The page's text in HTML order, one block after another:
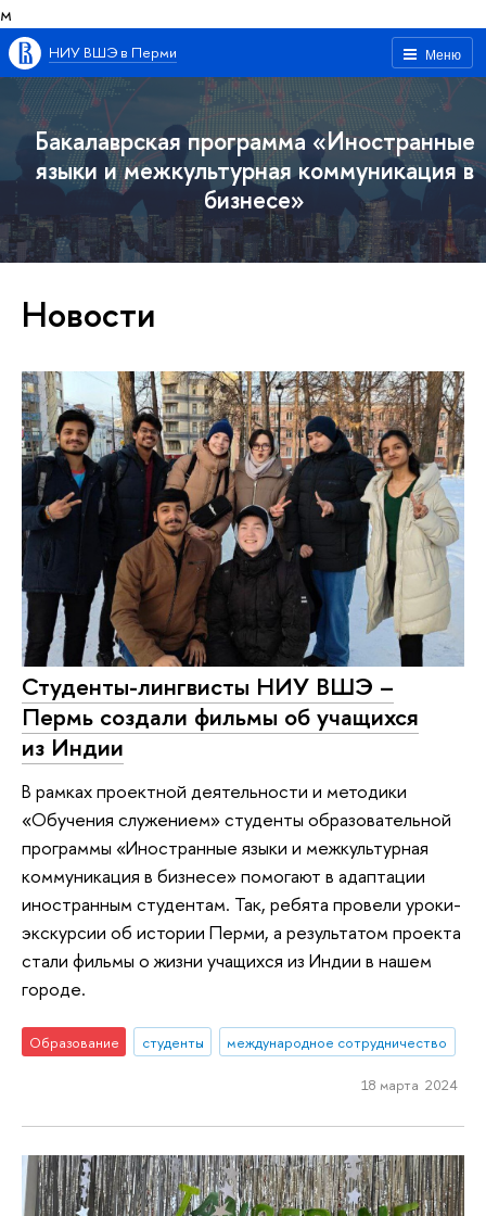
м
Меню
НИУ ВШЭ в Перми
Бакалаврская программа «Иностранные
языки и межкультурная коммуникация в
бизнесе»
Новости
Студенты-лингвисты НИУ ВШЭ –
Пермь создали фильмы об учащихся
из Индии
В рамках проектной деятельности и методики
«Обучения служением» студенты образовательной
программы «Иностранные языки и межкультурная
коммуникация в бизнесе» помогают в адаптации
иностранным студентам. Так, ребята провели уроки-
экскурсии об истории Перми, а результатом проекта
стали фильмы о жизни учащихся из Индии в нашем
городе.
Образование студенты международное сотрудничество
18 марта 2024